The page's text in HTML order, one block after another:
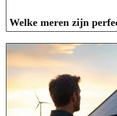
Welke meren zijn